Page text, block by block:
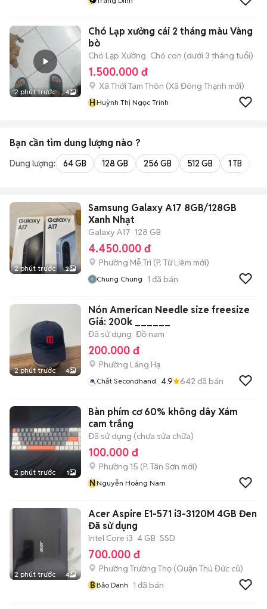
2 phút trước 4
Chó Lạp xưởng cái 2 tháng màu Vàng
bò
Chó Lạp Xưởng Chó con (dưới 3 tháng tuổi)
1.500.000 đ
Xã Thới Tam Thôn (Xã Đông Thạnh mới)
HHuỳnh Thị Ngọc Trinh
Bạn cần tìm dung lượng nào ?
Dung lượng: 64 GB 128 GB 256 GB 512 GB 1 TB
2 phút trước 2
Samsung Galaxy A17 8GB/128GB
Xanh Nhạt
Galaxy A17 128 GB
4.450.000 đ
Phường Mễ Trì (P. Từ Liêm mới)
Chung Chung 1 đã bán
2 phút trước 4
Nón American Needle size freesize
Giá: 200k ______
Đã sử dụng Đồ nam
200.000 đ
Phường Láng Hạ
Chất Secondhand 4.9 642 đã bán
2 phút trước 1
Bàn phím cơ 60% không dây Xám
cam trắng
Đã sử dụng (chưa sửa chữa)
100.000 đ
Phường 15 (P. Tân Sơn mới)
NNguyễn Hoàng Nam
2 phút trước 4
Acer Aspire E1-571 i3-3120M 4GB Đen
Đã sử dụng
Intel Core i3 4 GB SSD
700.000 đ
Phường Trường Thọ (Quận Thủ Đức cũ)
BBảo Danh 1 đã bán